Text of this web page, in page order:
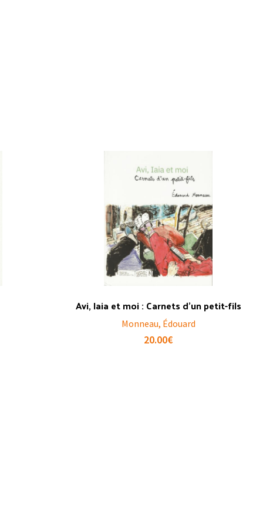
Avi, Iaia et moi : Carnets d’un petit-fils
Monneau, Édouard
20.00€